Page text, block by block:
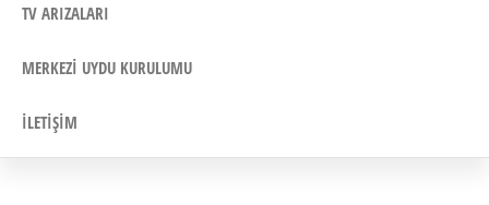
TV ARIZALARI
MERKEZI UYDU KURULUMU
İLETIŞIM